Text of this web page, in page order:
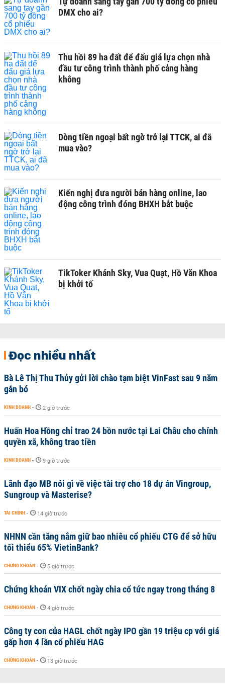
DMX cho ai?
Thu hồi 89 ha đất để đấu giá lựa chọn nhà
đầu tư công trình thành phố cảng hàng
không
Dòng tiền ngoại bất ngờ trở lại TTCK, ai đã
mua vào?
Kiến nghị đưa người bán hàng online, lao
động công trình đóng BHXH bắt buộc
TikToker Khánh Sky, Vua Quạt, Hồ Văn Khoa
bị khởi tố
Đọc nhiều nhất
Bà Lê Thị Thu Thủy gửi lời chào tạm biệt VinFast sau 9 năm
gắn bó
KINH DOANH - 2 giờ trước
Huấn Hoa Hồng chỉ trao 24 bồn nước tại Lai Châu cho chính
quyền xã, không trao tiền
KINH DOANH - 9 giờ trước
Lãnh đạo MB nói gì về việc tài trợ cho 18 dự án Vingroup,
Sungroup và Masterise?
TÀI CHÍNH - 14 giờ trước
NHNN cần tăng nắm giữ bao nhiêu cổ phiếu CTG để sở hữu
tối thiểu 65% VietinBank?
CHỨNG KHOÁN - 5 giờ trước
Chứng khoán VIX chốt ngày chia cổ tức ngay trong tháng 8
CHỨNG KHOÁN - 4 giờ trước
Công ty con của HAGL chốt ngày IPO gần 19 triệu cp với giá
gấp hơn 4 lần cổ phiếu HAG
CHỨNG KHOÁN - 13 giờ trước